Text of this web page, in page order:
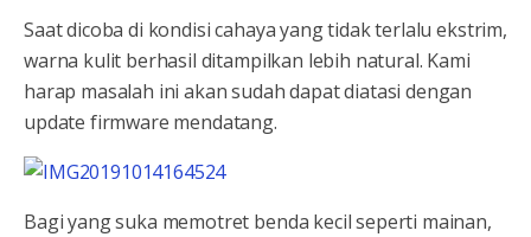
Saat dicoba di kondisi cahaya yang tidak terlalu ekstrim,
warna kulit berhasil ditampilkan lebih natural. Kami
harap masalah ini akan sudah dapat diatasi dengan
update firmware mendatang.
Bagi yang suka memotret benda kecil seperti mainan,